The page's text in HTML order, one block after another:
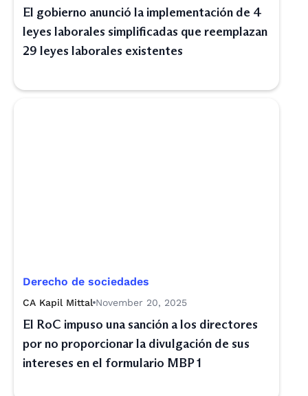
El gobierno anunció la implementación de 4
leyes laborales simplificadas que reemplazan
29 leyes laborales existentes
Derecho de sociedades
CA Kapil Mittal November 20, 2025
El RoC impuso una sanción a los directores
por no proporcionar la divulgación de sus
intereses en el formulario MBP 1